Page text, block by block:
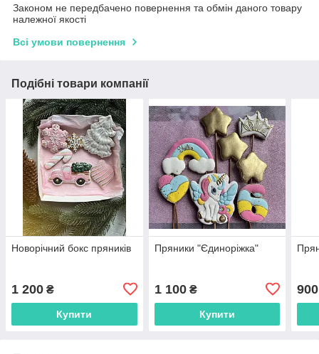
Законом не передбачено повернення та обмін даного товару
належної якості
Всі умови повернення
Подібні товари компанії
Новорічний бокс пряників
1 200 ₴
Купити
Пряники "Єдиноріжка"
1 100₴
Купити
900